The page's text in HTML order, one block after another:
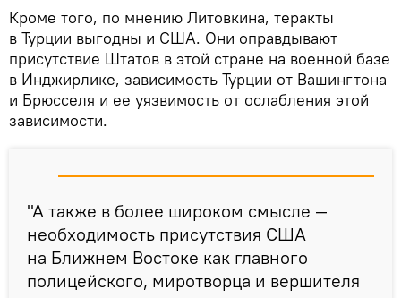
Кроме того, по мнению Литовкина, теракты
в Турции выгодны и США. Они оправдывают
присутствие Штатов в этой стране на военной базе
в Инджирлике, зависимость Турции от Вашингтона
и Брюсселя и ее уязвимость от ослабления этой
зависимости.
"А также в более широком смысле —
необходимость присутствия США
на Ближнем Востоке как главного
полицейского, миротворца и вершителя